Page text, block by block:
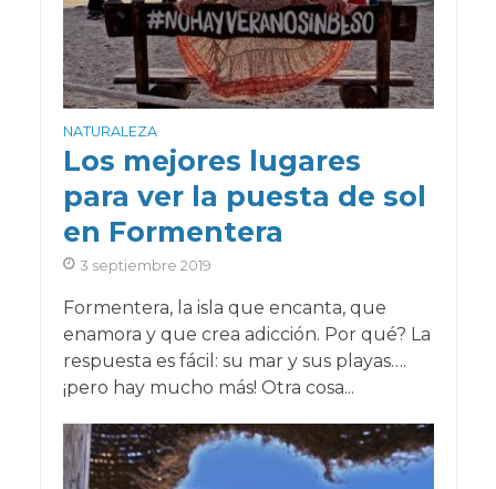
NATURALEZA
Los mejores lugares
para ver la puesta de sol
en Formentera
3 septiembre 2019
Formentera, la isla que encanta, que
enamora y que crea adicción. Por qué? La
respuesta es fácil: su mar y sus playas….
¡pero hay mucho más! Otra cosa...